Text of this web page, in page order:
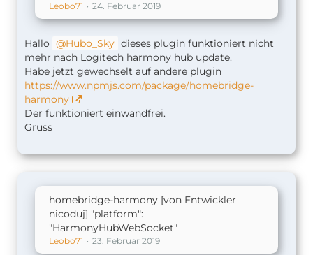
Leobo71 24. Februar 2019
Hallo Hubo_Sky dieses plugin funktioniert nicht
mehr nach Logitech harmony hub update.
Habe jetzt gewechselt auf andere plugin
https://www.npmjs.com/package/homebridge-
harmony
Der funktioniert einwandfrei.
Gruss
homebridge-harmony [von Entwickler
nicoduj] "platform":
"HarmonyHubWebSocket"
Leobo71 23. Februar 2019